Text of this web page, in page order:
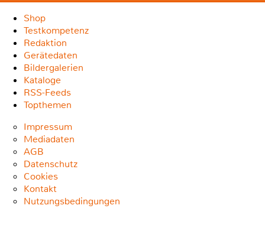
Shop
Testkompetenz
Redaktion
Gerätedaten
Bildergalerien
Kataloge
RSS-Feeds
Topthemen
Impressum
Mediadaten
AGB
Datenschutz
Cookies
Kontakt
Nutzungsbedingungen